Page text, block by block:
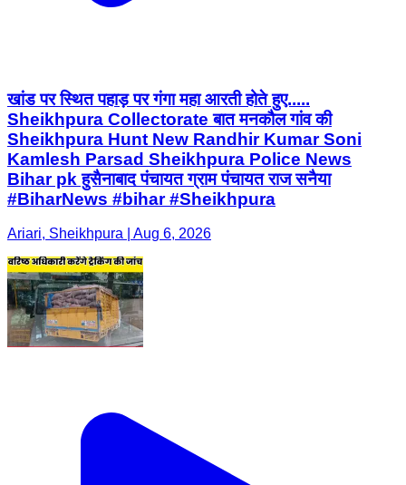
खांड पर स्थित पहाड़ पर गंगा महा आरती होते हुए.....
Sheikhpura Collectorate बात मनकौल गांव की
Sheikhpura Hunt New Randhir Kumar Soni
Kamlesh Parsad Sheikhpura Police News
Bihar pk हुसैनाबाद पंचायत ग्राम पंचायत राज सनैया
#BiharNews #bihar #Sheikhpura
Ariari, Sheikhpura | Aug 6, 2026